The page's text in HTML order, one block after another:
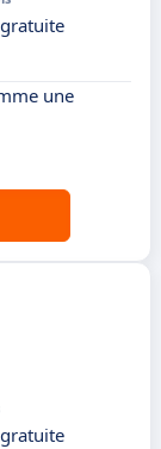
une